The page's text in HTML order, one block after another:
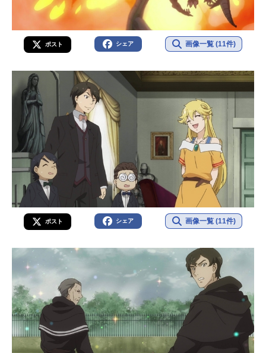
ポスト シェア 画像一覧 (11件)
ポスト シェア 画像一覧 (11件)